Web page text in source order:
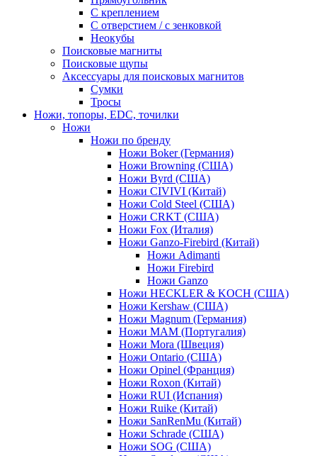
С креплением
С отверстием / с зенковкой
Неокубы
Поисковые магниты
Поисковые щупы
Аксессуары для поисковых магнитов
Сумки
Тросы
Ножи, топоры, EDC, точилки
Ножи
Ножи по бренду
Ножи Boker (Германия)
Ножи Browning (США)
Ножи Byrd (США)
Ножи CIVIVI (Китай)
Ножи Cold Steel (США)
Ножи CRKT (США)
Ножи Fox (Италия)
Ножи Ganzo-Firebird (Китай)
Ножи Adimanti
Ножи Firebird
Ножи Ganzo
Ножи HECKLER & KOCH (США)
Ножи Kershaw (США)
Ножи Magnum (Германия)
Ножи MAM (Португалия)
Ножи Mora (Швеция)
Ножи Ontario (США)
Ножи Opinel (Франция)
Ножи Roxon (Китай)
Ножи RUI (Испания)
Ножи Ruike (Китай)
Ножи SanRenMu (Китай)
Ножи Schrade (США)
Ножи SOG (США)